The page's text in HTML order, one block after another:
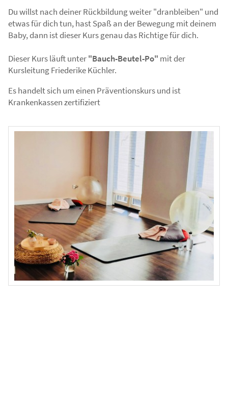
Du willst nach deiner Rückbildung weiter "dranbleiben" und
etwas für dich tun, hast Spaß an der Bewegung mit deinem
Baby, dann ist dieser Kurs genau das Richtige für dich.
Dieser Kurs läuft unter"Bauch-Beutel-Po" mit der
Kursleitung Friederike Küchler.
Es handelt sich um einen Präventionskurs und ist
Krankenkassen zertifiziert